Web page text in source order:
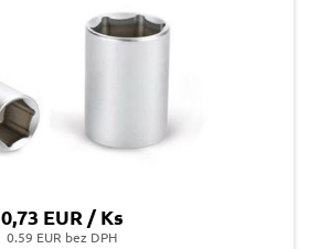
0,73 EUR / Ks
0.59 EUR bez DPH